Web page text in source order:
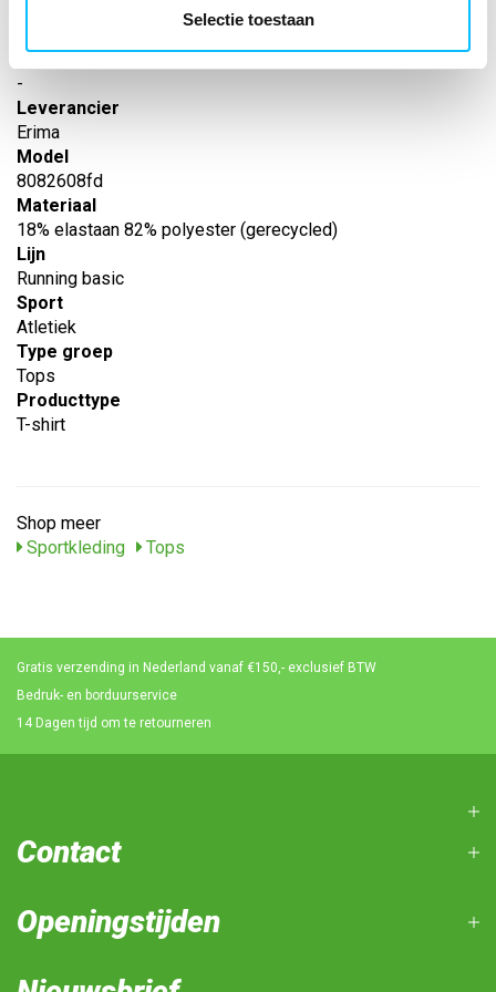
Selectie toestaan
EAN nummer
-
Leverancier
Erima
Model
8082608fd
Materiaal
18% elastaan 82% polyester (gerecycled)
Lijn
Running basic
Sport
Atletiek
Type groep
Tops
Producttype
T-shirt
Shop meer
Sportkleding
Tops
Gratis verzending in Nederland vanaf €150,- exclusief BTW
Bedruk- en borduurservice
14 Dagen tijd om te retourneren
Contact
Openingstijden